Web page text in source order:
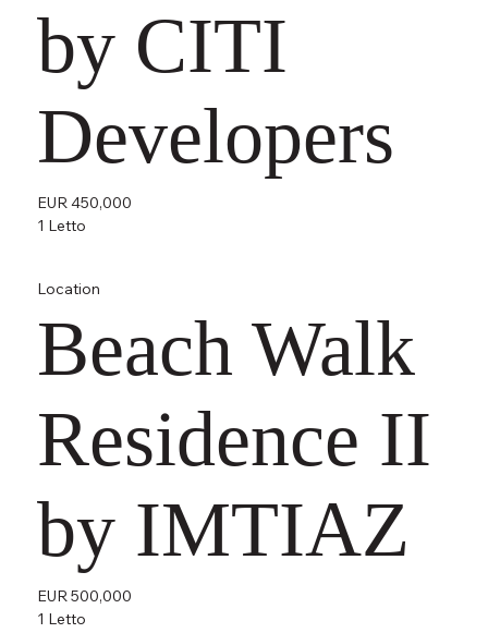
EUR 450,000
by CITI
Developers
1 Letto
EUR 500,000
Location
Beach Walk
Residence II
by IMTIAZ
1 Letto